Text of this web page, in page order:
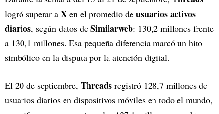
logró superar a X en el promedio de usuarios activos
diarios, según datos de Similarweb: 130,2 millones frente
a 130,1 millones. Esa pequeña diferencia marcó un hito
simbólico en la disputa por la atención digital.
El 20 de septiembre, Threads registró 128,7 millones de
usuarios diarios en dispositivos móviles en todo el mundo,